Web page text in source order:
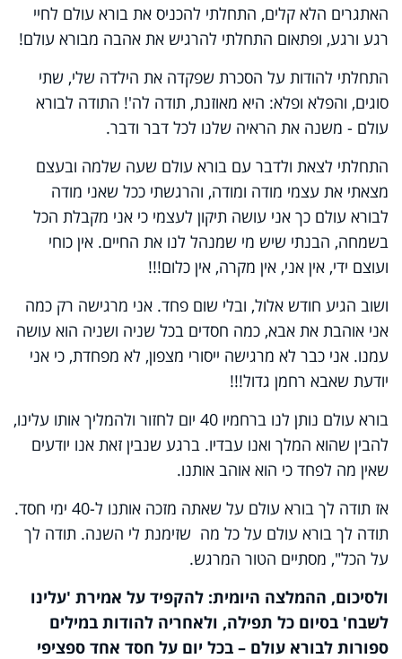
האתגרים הלא קלים, התחלתי להכניס את בורא עולם לחיי
רגע ורגע, ופתאום התחלתי להרגיש את אהבה מבורא עולם!
התחלתי להודות על הסכרת שפקדה את הילדה שלי, שתי
סוגים, והפלא ופלא: היא מאוזנת, תודה לה'! התודה לבורא
עולם - משנה את הראיה שלנו לכל דבר ודבר.
התחלתי לצאת ולדבר עם בורא עולם שעה שלמה ובעצם
מצאתי את עצמי מודה ומודה, והרגשתי ככל שאני מודה
לבורא עולם כך אני עושה תיקון לעצמי כי אני מקבלת הכל
בשמחה, הבנתי שיש מי שמנהל לנו את החיים. אין כוחי
ועוצם ידי, אין אני, אין מקרה, אין כלום!!!
ושוב הגיע חודש אלול, ובלי שום פחד. אני מרגישה רק כמה
אני אוהבת את אבא, כמה חסדים בכל שניה ושניה הוא עושה
עמנו. אני כבר לא מרגישה ייסורי מצפון, לא מפחדת, כי אני
יודעת שאבא רחמן גדול!!!
בורא עולם נותן לנו ברחמיו 40 יום לחזור ולהמליך אותו עלינו,
להבין שהוא המלך ואנו עבדיו. ברגע שנבין זאת אנו יודעים
שאין מה לפחד כי הוא אוהב אותנו.
אז תודה לך בורא עולם על שאתה מזכה אותנו ל-40 ימי חסד.
תודה לך בורא עולם על כל מה שזימנת לי השנה. תודה לך
על הכל", מסתיים הטור המרגש.
ולסיכום, ההמלצה היומית: להקפיד על אמירת 'עלינו
לשבח' בסיום כל תפילה, ולאחריה להודות במילים
ספורות לבורא עולם – בכל יום על חסד אחד ספציפי